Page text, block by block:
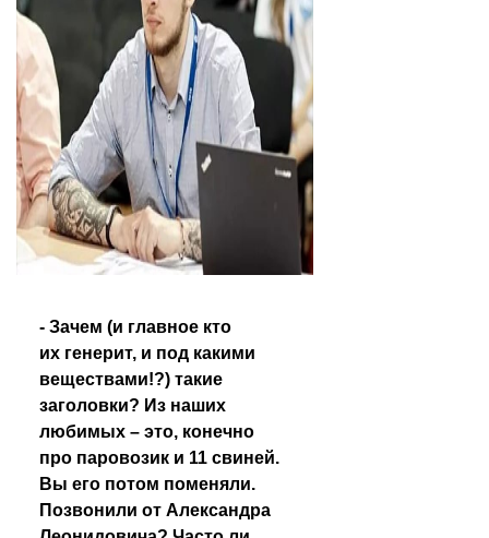
- Зачем (и главное кто
их генерит, и под какими
веществами!?) такие
заголовки? Из наших
любимых – это, конечно
про паровозик и 11 свиней.
Вы его потом поменяли.
Позвонили от Александра